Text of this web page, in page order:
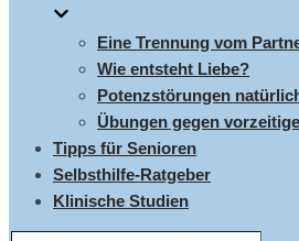
Eine Trennung vom
Wie entsteht Liebe?
Potenzstörungen
Übungen gegen
Tipps für Senioren
Selbsthilfe-Ratgeber
Klinische Studien